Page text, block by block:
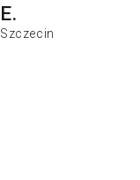
E.
Szczecin